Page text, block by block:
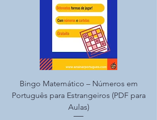
Bingo Matemático – Números em
Português para Estrangeiros (PDF para
Aulas)